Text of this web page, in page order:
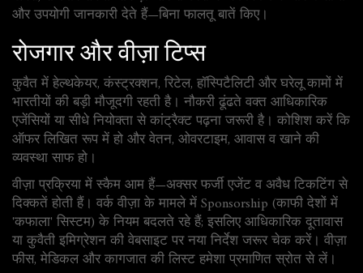
और उपयोगी जानकारी देते हैं—बिना फालतू बातें किए।
रोजगार और वीज़ा टिप्स
कुवैत में हेल्थकेयर, कंस्ट्रक्शन, रिटेल, हॉस्पिटैलिटी और घरेलू कामों में
भारतीयों की बड़ी मौजूदगी रहती है। नौकरी ढूंढते वक्त आधिकारिक
एजेंसियों या सीधे नियोक्ता से कांट्रैक्ट पढ़ना जरूरी है। कोशिश करें कि
ऑफर लिखित रूप में हो और वेतन, ओवरटाइम, आवास व खाने की
व्यवस्था साफ हो।
वीज़ा प्रक्रिया में स्कैम आम हैं—अक्सर फर्जी एजेंट व अवैध टिकटिंग से
दिक्कतें होती हैं। वर्क वीज़ा के मामले में Sponsorship (काफी देशों में
'कफाला' सिस्टम) के नियम बदलते रहे हैं; इसलिए आधिकारिक दूतावास
या कुवैती इमिग्रेशन की वेबसाइट पर नया निर्देश जरूर चेक करें। वीज़ा
फीस, मेडिकल और कागजात की लिस्ट हमेशा प्रमाणित स्रोत से लें।